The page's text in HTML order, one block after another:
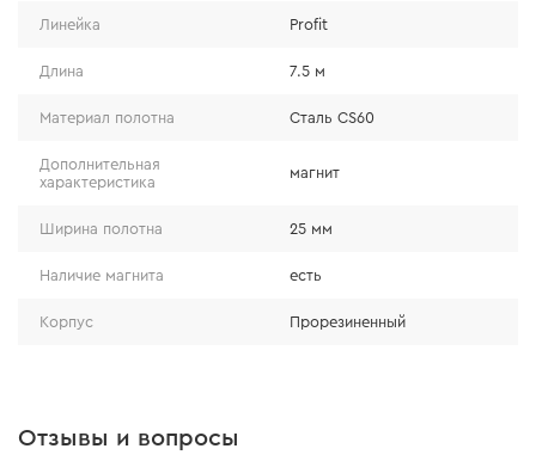
сколов и повреждений корпуса при падении.
Линейка Profit
Длина 7.5 м
Материал полотна Сталь CS60
Дополнительная
характеристика
магнит
Ширина полотна 25 мм
Наличие магнита есть
Корпус Прорезиненный
Отзывы и вопросы